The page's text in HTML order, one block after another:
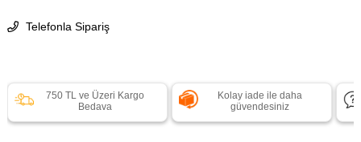
Telefonla Sipariş
750 TL ve Üzeri Kargo
Bedava
Kolay iade ile daha
güvendesiniz